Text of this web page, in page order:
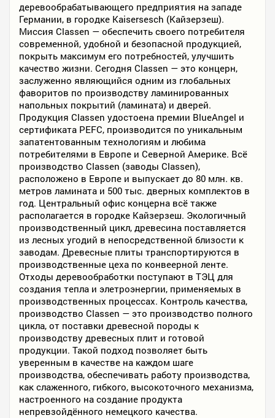
ФОТО РАБОТ
КОНТАКТЫ
ПОЛЕЗНОЕ
деревообрабатывающего предприятия на западе
Германии, в городке Kaisersesch (Кайзерзеш).
Миссия Classen — обеспечить своего потребителя
современной, удобной и безопасной продукцией,
покрыть максимум его потребностей, улучшить
качество жизни. Сегодня Classen — это концерн,
заслуженно являющийся одним из глобальных
фаворитов по производству ламинированных
напольных покрытий (ламината) и дверей.
Продукция Classen удостоена премии BlueAngel и
сертификата PEFC, производится по уникальным
запатентованным технологиям и любима
потребителями в Европе и Северной Америке. Всё
производство Classen (заводы Classen),
расположено в Европе и выпускает до 80 млн. кв.
метров ламината и 500 тыс. дверных комплектов в
год. Центральный офис концерна всё также
располагается в городке Кайзерзеш. Экологичный
производственный цикл, древесина поставляется
из лесных угодий в непосредственной близости к
заводам. Древесные плиты транспортируются в
производственные цеха по конвеерной ленте.
Отходы деревообработки поступают в ТЭЦ для
создания тепла и элетроэнергии, применяемых в
производственных процессах. Контроль качества,
производство Classen — это производство полного
цикла, от поставки древесной породы к
производству древесных плит и готовой
продукции. Такой подход позволяет быть
уверенным в качестве на каждом шаге
производства, обеспечивать работу производства,
как слаженного, гибкого, высокоточного механизма,
настроенного на создание продукта
непревзойдённого немецкого качества.